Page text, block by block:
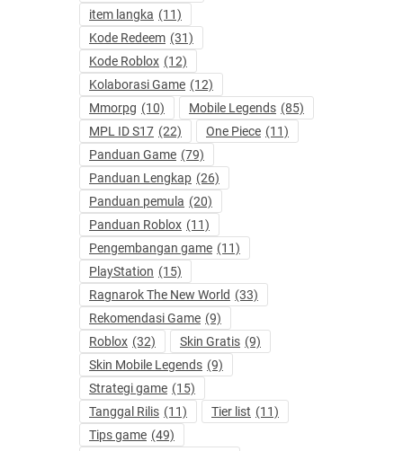
item langka (11)
Kode Redeem (31)
Kode Roblox (12)
Kolaborasi Game (12)
Mmorpg (10) Mobile Legends (85)
MPL ID S17 (22) One Piece (11)
Panduan Game (79)
Panduan Lengkap (26)
Panduan pemula (20)
Panduan Roblox (11)
Pengembangan game (11)
PlayStation (15)
Ragnarok The New World (33)
Rekomendasi Game (9)
Roblox (32) Skin Gratis (9)
Skin Mobile Legends (9)
Strategi game (15)
Tanggal Rilis (11) Tier list (11)
Tips game (49)